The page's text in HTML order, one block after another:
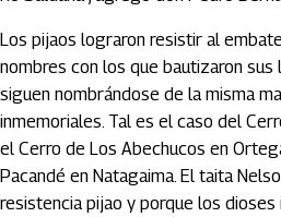
Los pijaos lograron resistir al
nombres con los que bautizaron sus
siguen nombrándose de la misma
inmemoriales. Tal es el caso del
el Cerro de Los Abechucos en
Pacandé en Natagaima. El taita
resistencia pijao y porque los dioses